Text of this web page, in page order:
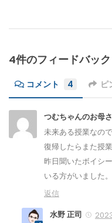
4件のフィードバック
コメント 4 ピ
つむちゃんのお母
未来ある授業なので
復帰したらまた授
昨日聞いたボイシ
いる方がいました。
返信
水野 正司